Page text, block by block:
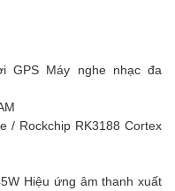
GPS Máy nghe nhạc đa
/ Rockchip RK3188 Cortex
Hiệu ứng âm thanh xuất